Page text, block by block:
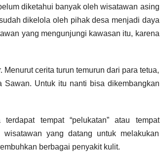
diketahui banyak oleh wisatawan asing
dikelola oleh pihak desa menjadi daya
yang mengunjungi kawasan itu, karena
cerita turun temurun dari para tetua,
Untuk itu nanti bisa dikembangkan
tempat “pelukatan” atau tempat
yang datang untuk melakukan
berbagai penyakit kulit.